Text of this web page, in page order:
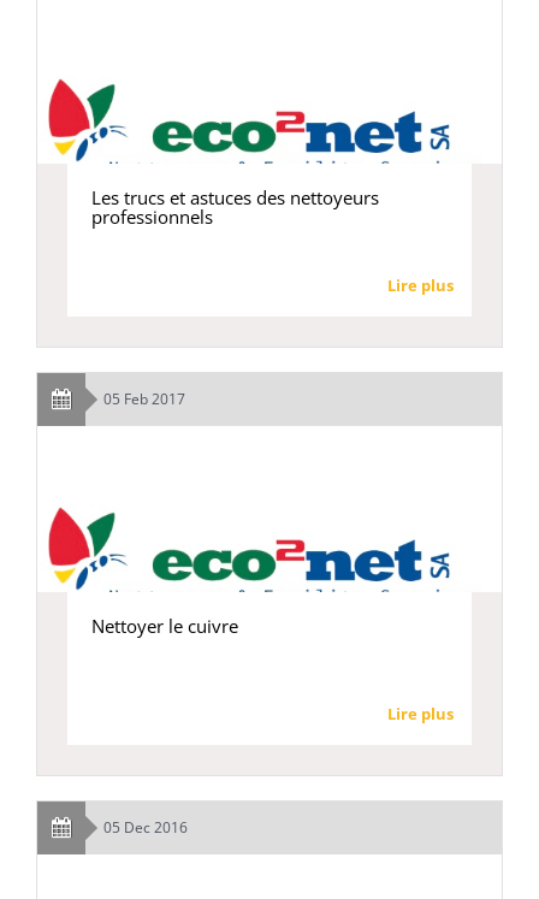
Les trucs et astuces des nettoyeurs
professionnels
Lire plus
05 Feb 2017
Nettoyer le cuivre
Lire plus
05 Dec 2016